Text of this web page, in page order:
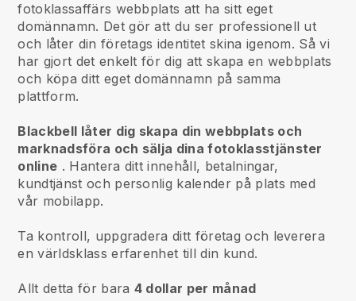
fotoklassaffärs webbplats att ha sitt eget
domännamn. Det gör att du ser professionell ut
och låter din företags identitet skina igenom. Så vi
har gjort det enkelt för dig att skapa en webbplats
och köpa ditt eget domännamn på samma
plattform.
Blackbell låter dig skapa din webbplats och
marknadsföra och sälja dina fotoklasstjänster
online . Hantera ditt innehåll, betalningar,
kundtjänst och personlig kalender på plats med
vår mobilapp.
Ta kontroll, uppgradera ditt företag och leverera
en världsklass erfarenhet till din kund.
Allt detta för bara 4 dollar per månad